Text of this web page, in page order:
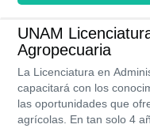
el impulso y
estos saberes y
transmitidos a los
durante 2 semestres, a
entorno ameno y
UNAM
Agropecuaria
La Licenciatura en
capacitará con los
las oportunidades que
agrícolas. En tan solo 4